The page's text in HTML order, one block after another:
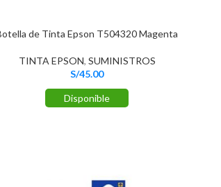
de Tinta Epson T504320 Magenta
TINTA EPSON, SUMINISTROS
S/45.00
Disponible